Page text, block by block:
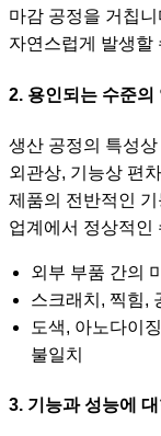
마감 공정을 거칩
자연스럽게 발생할
2. 용인되는 수준의
생산 공정의 특성
외관상, 기능상 편
제품의 전반적인
업계에서 정상적인
외부 부품 간의
스크래치, 찍힘,
도색, 아노다이
불일치
3. 기능과 성능에